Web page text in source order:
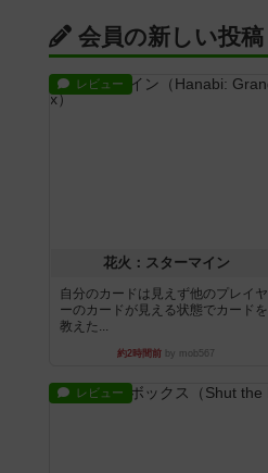
会員の新しい投稿
レビュー
花火：スターマイン
自分のカードは見えず他のプレイヤ
ーのカードが見える状態でカードを
教えた...
約2時間前 by mob567
レビュー